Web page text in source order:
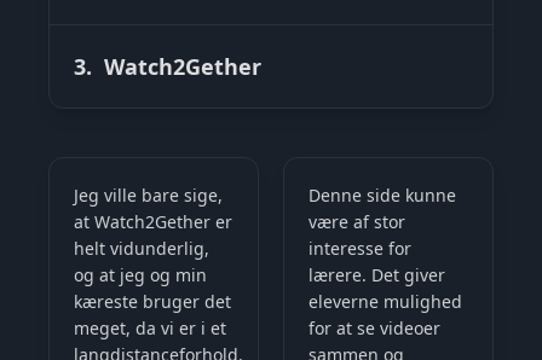
3. Watch2Gether
Jeg ville bare sige,
at Watch2Gether er
helt vidunderlig,
og at jeg og min
kæreste bruger det
meget, da vi er i et
langdistanceforhold.
Denne side kunne
være af stor
interesse for
lærere. Det giver
eleverne mulighed
for at se videoer
sammen og